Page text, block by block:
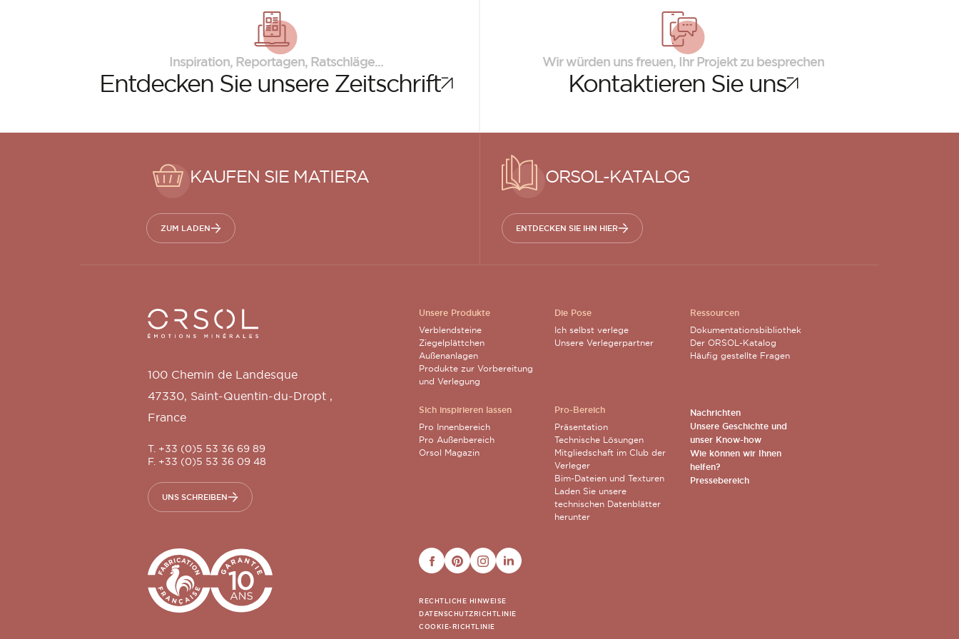
Inspiration, Reportagen, Ratschläge...
Entdecken Sie unsere Zeitschrift
Wir würden uns freuen, Ihr Projekt zu besprechen
Kontaktieren Sie uns
KAUFEN SIE MATIERA
ZUM LADEN
ORSOL-KATALOG
ENTDECKEN SIE IHN HIER
Orsol S.A.
100 Chemin de Landesque
47330, Saint-Quentin-du-Dropt ,
France
T. +33 (0)5 53 36 69 89
F. +33 (0)5 53 36 09 48
UNS SCHREIBEN
Unsere Produkte
Verblendsteine
Ziegelplättchen
Außenanlagen
Produkte zur Vorbereitung
und Verlegung
Sich inspirieren lassen
Pro Innenbereich
Pro Außenbereich
Orsol Magazin
Die Pose
Ich selbst verlege
Unsere Verlegerpartner
Pro-Bereich
Präsentation
Technische Lösungen
Mitgliedschaft im Club der
Verleger
Bim-Dateien und Texturen
Laden Sie unsere
technischen Datenblätter
herunter
Ressourcen
Dokumentationsbibliothek
Der ORSOL-Katalog
Häufig gestellte Fragen
Nachrichten
Unsere Geschichte und
unser Know-how
Wie können wir Ihnen
helfen?
Pressebereich
FACEBOOKPINTERESTINSTAGRAM
LINKEDIN
RECHTLICHE HINWEISE
DATENSCHUTZRICHTLINIE
COOKIE-RICHTLINIE